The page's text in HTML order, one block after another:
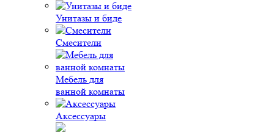
Унитазы и биде
Смесители
Мебель для
ванной комнаты
Аксессуары